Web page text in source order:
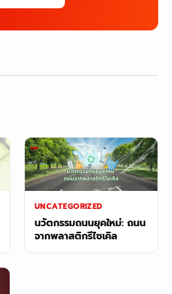
UNCATEGORIZED
นวัตกรรมถนนยุคใหม่: ถนน
จากพลาสติกรีไซเคิล